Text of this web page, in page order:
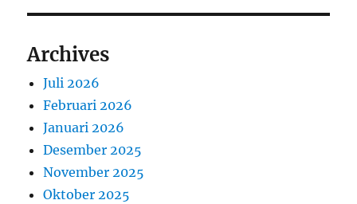
Archives
Juli 2026
Februari 2026
Januari 2026
Desember 2025
November 2025
Oktober 2025